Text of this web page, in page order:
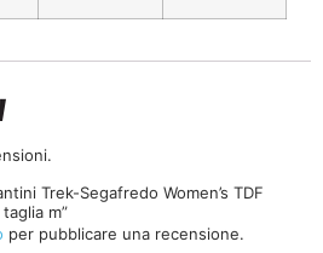
Trek-Segafredo Women’s TDF
m”
per pubblicare una recensione.